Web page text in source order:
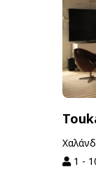
1 -